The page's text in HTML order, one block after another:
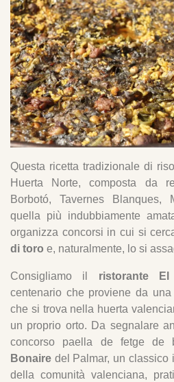
Questa ricetta tradizionale di
Huerta Norte, composta da
Borbotó, Tavernes
quella più indubbiamente
organizza concorsi in cui si
di toro e, naturalmente, lo si
Consigliamo il ristorante El
centenario che proviene da
che si trova nella huerta
un proprio orto. Da segnalare
concorso paella de fetge de
Bonaire del Palmar, un classico
della comunità valenciana,